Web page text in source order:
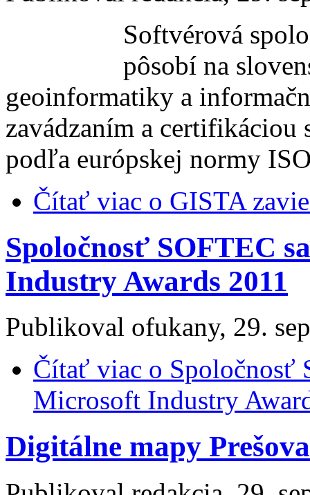
Softvérová
pôsobí na
geoinformatiky a
zavádzaním a certifikáciou
podľa európskej normy
Čítať viac o GISTA
Spoločnosť SOFTEC
Industry Awards 2011
Publikoval ofukany, 29.
Čítať viac o Spoločnosť
Microsoft Industry
Digitálne mapy